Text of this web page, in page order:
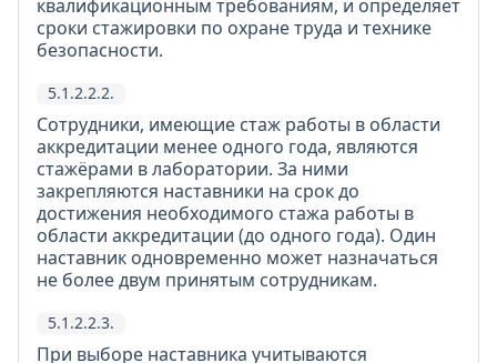
квалификационным требованиям, и определяет
сроки стажировки по охране труда и технике
безопасности.
5.1.2.2.2.
Сотрудники, имеющие стаж работы в области
аккредитации менее одного года, являются
стажёрами в лаборатории. За ними
закрепляются наставники на срок до
достижения необходимого стажа работы в
области аккредитации (до одного года). Один
наставник одновременно может назначаться
не более двум принятым сотрудникам.
5.1.2.2.3.
При выборе наставника учитываются